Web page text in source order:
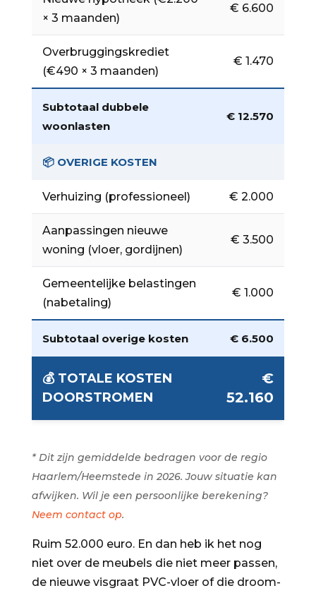
× 3 maanden)
€ 6.600
Overbruggingskrediet
(€490 × 3 maanden)
€ 1.470
Subtotaal dubbele
woonlasten
€ 12.570
📦 OVERIGE KOSTEN
Verhuizing (professioneel) € 2.000
Aanpassingen nieuwe
woning (vloer, gordijnen)
€ 3.500
Gemeentelijke belastingen
(nabetaling)
€ 1.000
Subtotaal overige kosten € 6.500
💰 TOTALE KOSTEN
DOORSTROMEN
€
52.160
* Dit zijn gemiddelde bedragen voor de regio
Haarlem/Heemstede in 2026. Jouw situatie kan
afwijken. Wil je een persoonlijke berekening?
Neem contact op.
Ruim 52.000 euro. En dan heb ik het nog
niet over de meubels die niet meer passen,
de nieuwe visgraat PVC-vloer of die droom-